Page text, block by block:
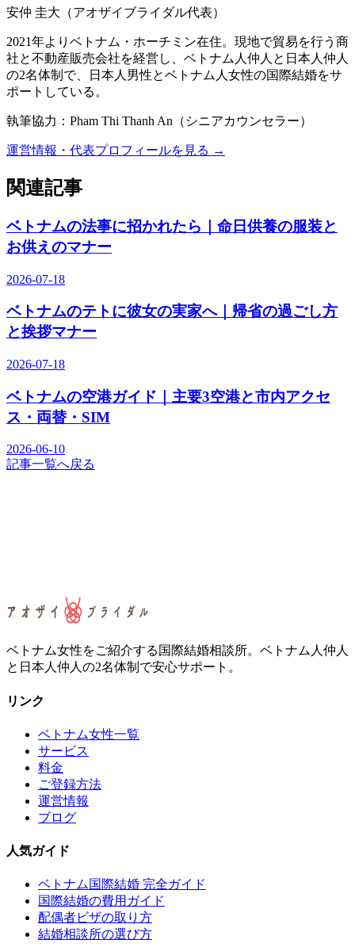
安仲 圭大 （アオザイブライダル代表）
2021年よりベトナム・ホーチミン在住。現地で貿易を行う商
社と不動産販売会社を経営し、ベトナム人仲人と日本人仲人
の2名体制で、日本人男性とベトナム人女性の国際結婚をサ
ポートしている。
執筆協力： Pham Thi Thanh An （ シニアカウンセラー）
運営情報・代表プロフィールを見る →
関連記事
ベトナムの法事に招かれたら｜命日供養の服装と
お供えのマナー
2026-07-18
ベトナムのテトに彼女の実家へ｜帰省の過ごし方
と挨拶マナー
2026-07-18
ベトナムの空港ガイド｜主要3空港と市内アクセ
ス・両替・SIM
2026-06-10
記事一覧へ戻る
ベトナム女性をご紹介する国際結婚相談所。ベトナム人仲人
と日本人仲人の2名体制で安心サポート。
リンク
ベトナム女性一覧
サービス
料金
ご登録方法
運営情報
ブログ
人気ガイド
ベトナム国際結婚 完全ガイド
国際結婚の費用ガイド
配偶者ビザの取り方
結婚相談所の選び方